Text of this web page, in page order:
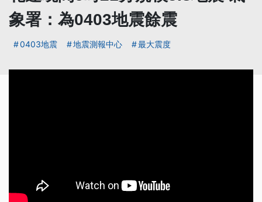
象署：為0403地震餘震
0403地震 地震測報中心 最大震度